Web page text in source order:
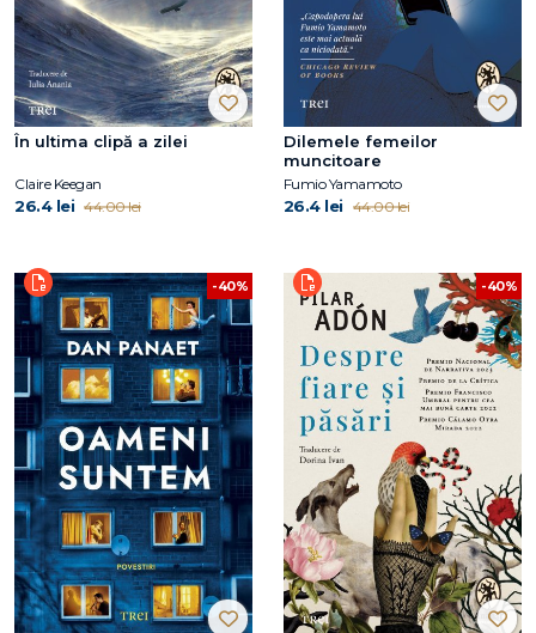
În ultima clipă a zilei
Claire Keegan
26.4 lei 44.00 lei
Dilemele femeilor
muncitoare
Fumio Yamamoto
26.4 lei 44.00 lei
-40% -40%